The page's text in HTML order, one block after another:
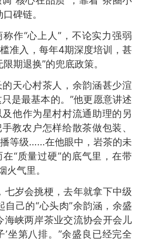
碑链。
“心上人”，不论实力强弱
准入，每年4期深度培训，甚
期退换”的兜底政策。
心村茶人，余韵涵甚少渲
只是最基本的。”他更愿意讲述
他作为星村村流通助理的另
教农户怎样给散茶做包装、
等级……在他眼中，岩茶的未
“质量过硬”的底气里，在带
火气里。
岁会挑梗，去年就拿下中级
自己的“心头肉”余韵涵，余盛
海峡两岸茶业交流协会开会儿
’坐第八排。”余盛良已经完全